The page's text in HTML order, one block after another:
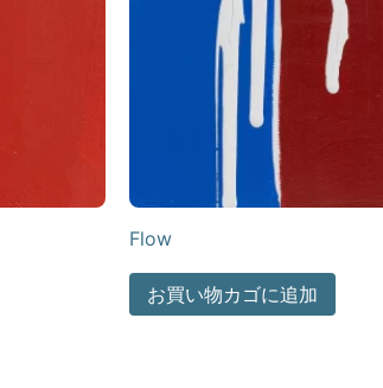
Flow
お買い物カゴに追加